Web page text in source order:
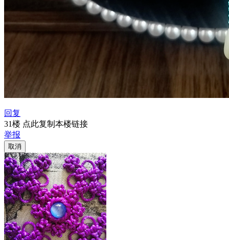
回复
31楼 点此复制本楼链接
举报
取消